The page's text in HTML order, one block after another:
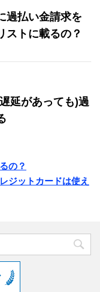
過払い金請求を
ストに載るの？
延があっても)過
の？
ジットカードは使え